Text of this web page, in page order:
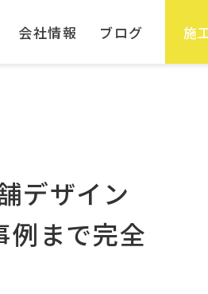
会社情報 ブログ 施
デザイン
例まで完全